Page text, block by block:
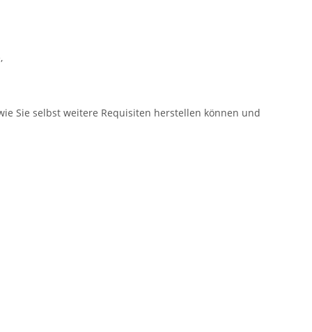
Sie selbst weitere Requisiten herstellen können und